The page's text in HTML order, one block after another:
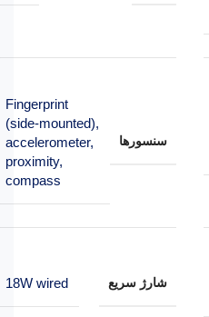
سنسورها
Fingerprint
(side-mounted),
accelerometer,
proximity,
compass
شارژ سریع 18W wired